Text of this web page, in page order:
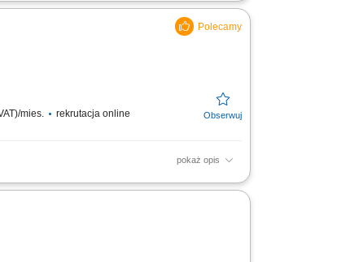
mies. rekrutacja online
pokaż opis
budownictwo jednorodzinne,